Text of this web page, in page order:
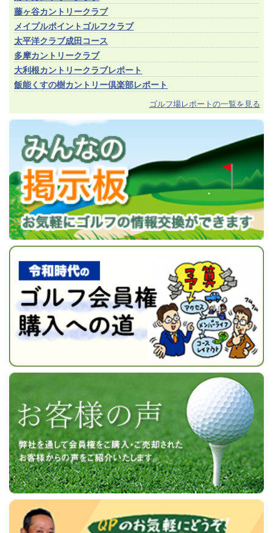
藤ヶ谷カントリークラブ
メイプルポイントゴルフクラブ
太平洋クラブ成田コース
多摩カントリークラブ
大利根カントリークラブレポート
飯能くすの樹カントリー倶楽部レポート
ゴルフ場レポートの一覧を見る